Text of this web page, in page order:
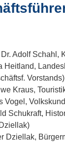
Dr. Adolf Schahl,
Heitland,
Vorstands)
Kraus,
Vogel,
Schukraft,
Dziellak,